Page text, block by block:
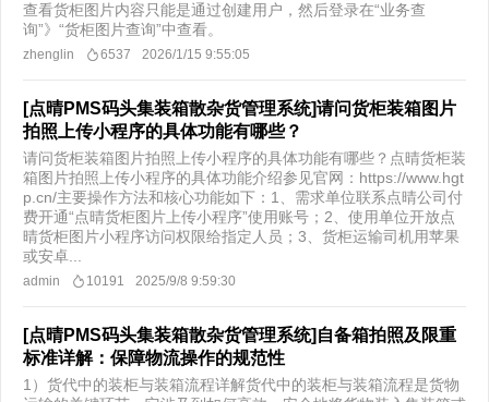
查看货柜图片内容只能是通过创建用户，然后登录在“业务查
询”》“货柜图片查询”中查看。​ ​
zhenglin 6537 2026/1/15 9:55:05
[点晴PMS码头集装箱散杂货管理系统]请问货柜装箱图片
拍照上传小程序的具体功能有哪些？
请问货柜装箱图片拍照上传小程序的具体功能有哪些？点晴货柜装
箱图片拍照上传小程序的具体功能介绍参见官网：https://www.hgt
p.cn/主要操作方法和核心功能如下：1、需求单位联系点晴公司付
费开通“点晴货柜图片上传小程序”使用账号；2、使用单位开放点
晴货柜图片小程序访问权限给指定人员；3、货柜运输司机用苹果
或安卓...
admin 10191 2025/9/8 9:59:30
[点晴PMS码头集装箱散杂货管理系统]自备箱拍照及限重
标准详解：保障物流操作的规范性
1）货代中的装柜与装箱流程详解货代中的装柜与装箱流程是货物